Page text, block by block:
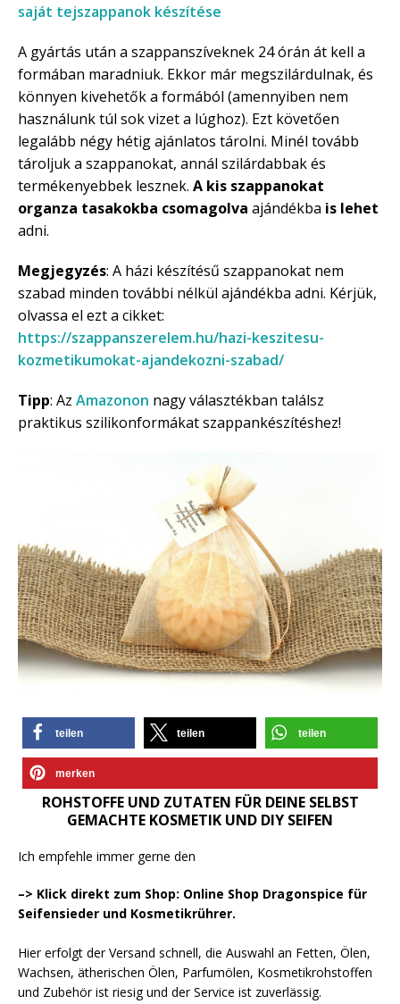
saját tejszappanok készítése
A gyártás után a szappanszíveknek 24 órán át kell a
formában maradniuk. Ekkor már megszilárdulnak, és
könnyen kivehetők a formából (amennyiben nem
használunk túl sok vizet a lúghoz). Ezt követően
legalább négy hétig ajánlatos tárolni. Minél tovább
tároljuk a szappanokat, annál szilárdabbak és
termékenyebbek lesznek. A kis szappanokat
organza tasakokba csomagolva ajándékba is lehet
adni.
Megjegyzés: A házi készítésű szappanokat nem
szabad minden további nélkül ajándékba adni. Kérjük,
olvassa el ezt a cikket:
https://szappanszerelem.hu/hazi-keszitesu-
kozmetikumokat-ajandekozni-szabad/
Tipp: Az Amazonon nagy választékban találsz
praktikus szilikonformákat szappankészítéshez!
teilen teilen teilen
merken
ROHSTOFFE UND ZUTATEN FÜR DEINE SELBST
GEMACHTE KOSMETIK UND DIY SEIFEN
Ich empfehle immer gerne den
–> Klick direkt zum Shop: Online Shop Dragonspice für
Seifensieder und Kosmetikrührer.
Hier erfolgt der Versand schnell, die Auswahl an Fetten, Ölen,
Wachsen, ätherischen Ölen, Parfumölen, Kosmetikrohstoffen
und Zubehör ist riesig und der Service ist zuverlässig.